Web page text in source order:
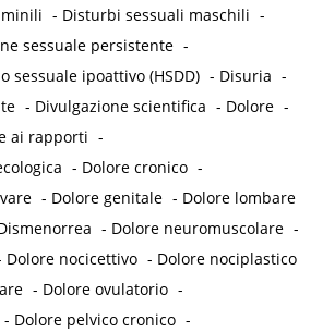
- Disturbi sessuali maschili -
sessuale persistente -
sessuale ipoattivo (HSDD) - Disuria -
- Divulgazione scientifica - Dolore -
ai rapporti -
- Dolore cronico -
- Dolore genitale - Dolore lombare
- Dolore neuromuscolare -
Dolore nocicettivo - Dolore nociplastico
- Dolore ovulatorio -
- Dolore pelvico cronico -